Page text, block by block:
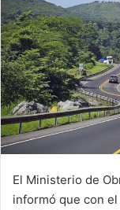
El Ministerio de
informó que con